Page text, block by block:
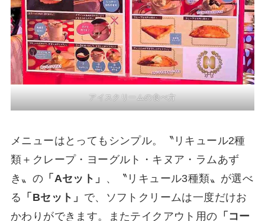
アイスクリームの食べ方
メニューはとってもシンプル。〝リキュール2種
類＋クレープ・ヨーグルト・キヌア・ラムあず
き〟の 「Aセット」
、〝リキュール3種類〟が選べ
る 「Bセット」 で、ソフトクリームは一度だけお
かわりができます。またテイクアウト用の 「コー